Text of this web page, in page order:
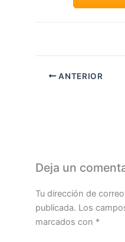
ANTERIOR
Deja un
Tu dirección de
publicada. Los
marcados con *